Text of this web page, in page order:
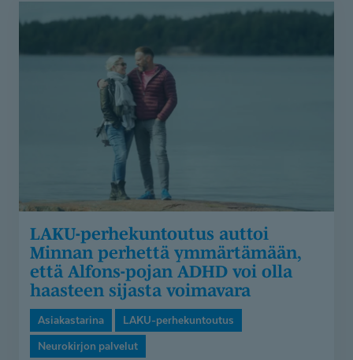
perhekuntoutus
voi
haasteen
sijasta
voimavara
LAKU-perhe­kun­toutus auttoi
Minnan perhettä ymmärtämään,
että Alfons-pojan ADHD voi olla
haasteen sijasta voimavara
Asiakastarina
LAKU-perhekuntoutus
Neurokirjon palvelut